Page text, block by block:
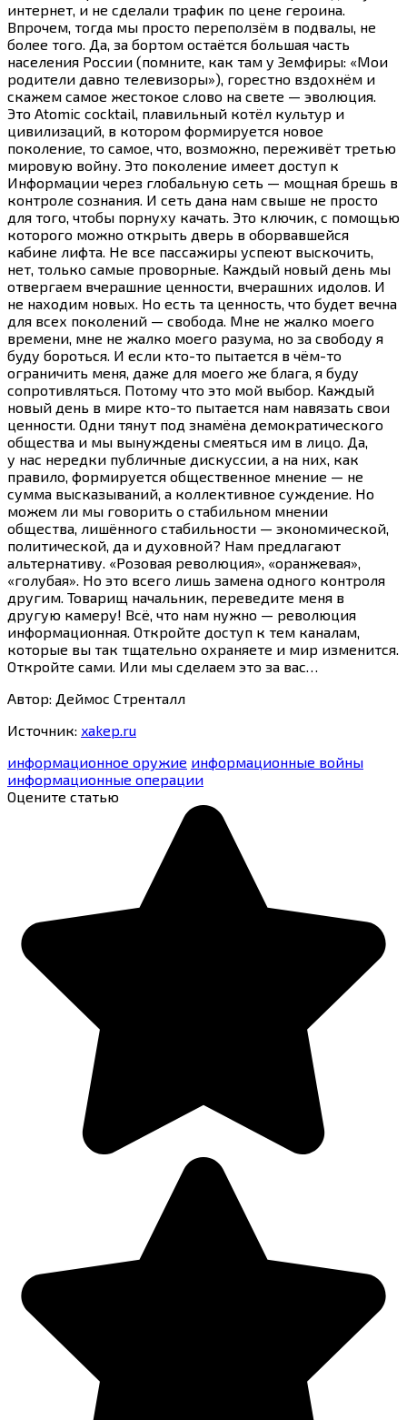
интернет, и не сделали трафик по цене героина.
Впрочем, тогда мы просто переползём в подвалы, не
более того. Да, за бортом остаётся большая часть
населения России (помните, как там у Земфиры: «Мои
родители давно телевизоры»), горестно вздохнём и
скажем самое жестокое слово на свете — эволюция.
Это Atomic cocktail, плавильный котёл культур и
цивилизаций, в котором формируется новое
поколение, то самое, что, возможно, переживёт третью
мировую войну. Это поколение имеет доступ к
Информации через глобальную сеть — мощная брешь в
контроле сознания. И сеть дана нам свыше не просто
для того, чтобы порнуху качать. Это ключик, с помощью
которого можно открыть дверь в оборвавшейся
кабине лифта. Не все пассажиры успеют выскочить,
нет, только самые проворные. Каждый новый день мы
отвергаем вчерашние ценности, вчерашних идолов. И
не находим новых. Но есть та ценность, что будет вечна
для всех поколений — свобода. Мне не жалко моего
времени, мне не жалко моего разума, но за свободу я
буду бороться. И если кто-то пытается в чём-то
ограничить меня, даже для моего же блага, я буду
сопротивляться. Потому что это мой выбор. Каждый
новый день в мире кто-то пытается нам навязать свои
ценности. Одни тянут под знамёна демократического
общества и мы вынуждены смеяться им в лицо. Да,
у нас нередки публичные дискуссии, а на них, как
правило, формируется общественное мнение — не
сумма высказываний, а коллективное суждение. Но
можем ли мы говорить о стабильном мнении
общества, лишённого стабильности — экономической,
политической, да и духовной? Нам предлагают
альтернативу. «Розовая революция», «оранжевая»,
«голубая». Но это всего лишь замена одного контроля
другим. Товарищ начальник, переведите меня в
другую камеру! Всё, что нам нужно — революция
информационная. Откройте доступ к тем каналам,
которые вы так тщательно охраняете и мир изменится.
Откройте сами. Или мы сделаем это за вас…
Автор: Деймос Стренталл
Источник: xakep.ru
информационное оружие информационные войны
информационные операции
Оцените статью